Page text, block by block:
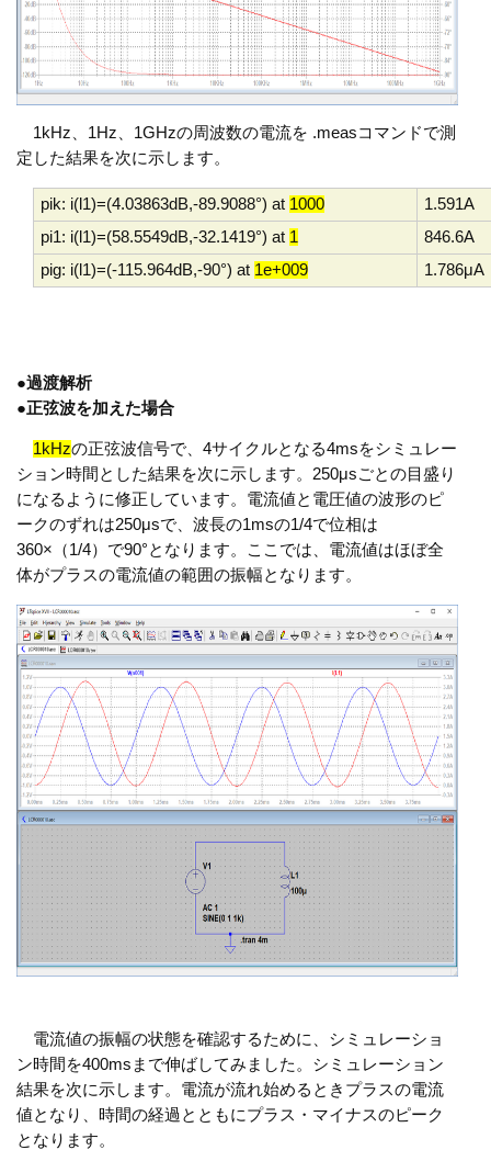
1kHz、1Hz、1GHzの周波数の電流を .measコマンドで測
定した結果を次に示します。
pik: i(l1)=(4.03863dB,-89.9088°) at 1000
1.591A
pi1: i(l1)=(58.5549dB,-32.1419°) at 1
846.6A
pig: i(l1)=(-115.964dB,-90°) at 1e+009 1.786μA
●過渡解析
●正弦波を加えた場合
1kHzの正弦波信号で、4サイクルとなる4msをシミュレー
ション時間とした結果を次に示します。250μsごとの目盛り
になるように修正しています。電流値と電圧値の波形のピ
ークのずれは250μsで、波長の1msの1/4で位相は
360×（1/4）で90°となります。ここでは、電流値はほぼ全
体がプラスの電流値の範囲の振幅となります。
電流値の振幅の状態を確認するために、シミュレーショ
ン時間を400msまで伸ばしてみました。シミュレーション
結果を次に示します。電流が流れ始めるときプラスの電流
値となり、時間の経過とともにプラス・マイナスのピーク
となります。